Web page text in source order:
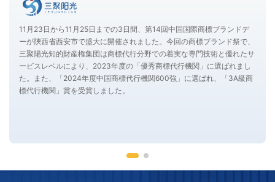
11月23日から11月25日までの3日間、第14回中国国際商標ブランドデ
ーが陝西省西安市で盛大に開催されました。今回の商標ブランド祭で、
三聚陽光知的財産権集団は商標代行分野での着実な専門技術と優れたサ
ービスレベルにより、2023年度の「優秀商標代行機関」に選ばれまし
た。また、「2024年度中国商標代行機関600強」に選ばれ、「3A級商
標代行機関」賞を受賞しました。